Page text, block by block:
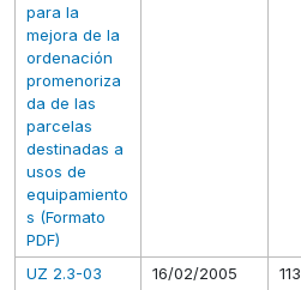
para la
mejora de la
ordenación
promenoriza
da de las
parcelas
destinadas a
usos de
equipamiento
s (Formato
PDF)
UZ 2.3-03
16/02/2005 113